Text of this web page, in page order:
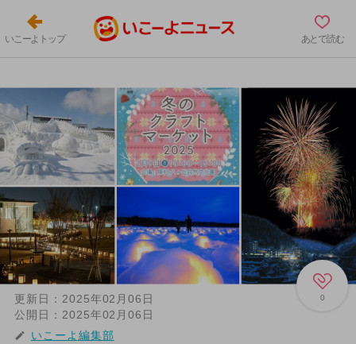
いこーよトップ あとで読む
0
更新日： 2025年02月06日
公開日： 2025年02月06日
いこーよ編集部